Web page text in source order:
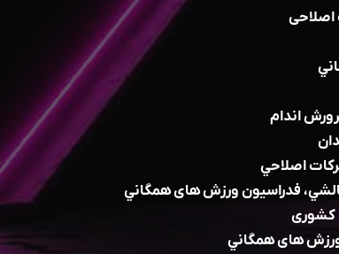
اصلاحی
اندام
اصلاحي
فدراسيون ورزش های همگاني
کشوری
های همگاني